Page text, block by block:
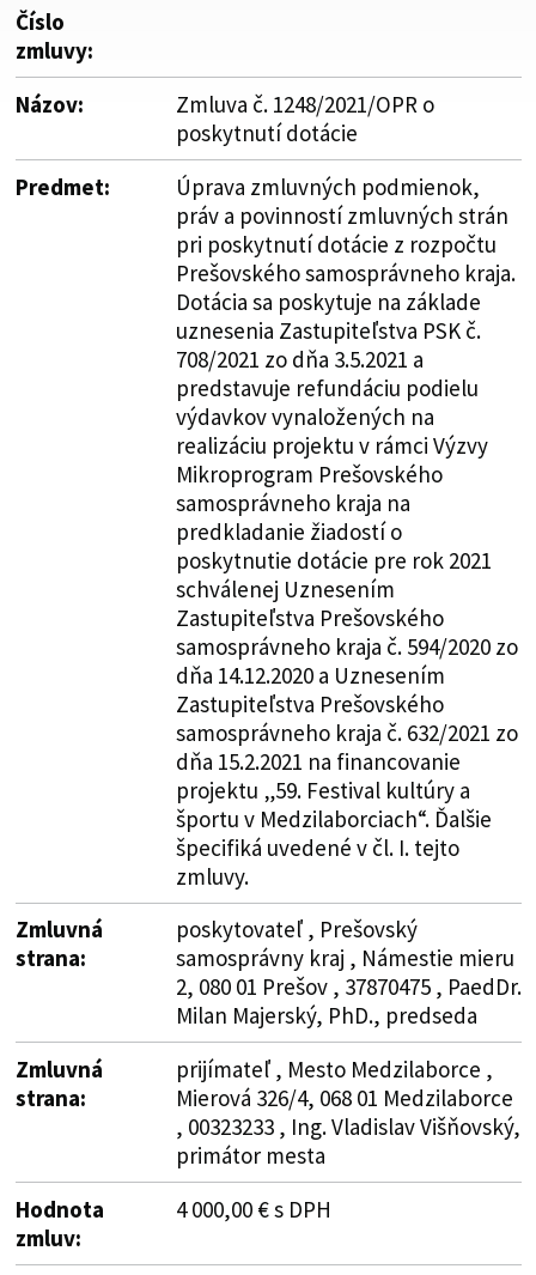
Číslo
zmluvy:
Názov:
Zmluva č. 1248/2021/OPR o
poskytnutí dotácie
Predmet:
Úprava zmluvných podmienok,
práv a povinností zmluvných strán
pri poskytnutí dotácie z rozpočtu
Prešovského samosprávneho kraja.
Dotácia sa poskytuje na základe
uznesenia Zastupiteľstva PSK č.
708/2021 zo dňa 3.5.2021 a
predstavuje refundáciu podielu
výdavkov vynaložených na
realizáciu projektu v rámci Výzvy
Mikroprogram Prešovského
samosprávneho kraja na
predkladanie žiadostí o
poskytnutie dotácie pre rok 2021
schválenej Uznesením
Zastupiteľstva Prešovského
samosprávneho kraja č. 594/2020 zo
dňa 14.12.2020 a Uznesením
Zastupiteľstva Prešovského
samosprávneho kraja č. 632/2021 zo
dňa 15.2.2021 na financovanie
projektu „59. Festival kultúry a
športu v Medzilaborciach“. Ďalšie
špecifiká uvedené v čl. I. tejto
zmluvy.
Zmluvná
strana:
poskytovateľ , Prešovský
samosprávny kraj , Námestie mieru
2, 080 01 Prešov , 37870475 , PaedDr.
Milan Majerský, PhD., predseda
Zmluvná
strana:
prijímateľ , Mesto Medzilaborce ,
Mierová 326/4, 068 01 Medzilaborce
, 00323233 , Ing. Vladislav Višňovský,
primátor mesta
Hodnota
zmluv:
4 000,00 € s DPH